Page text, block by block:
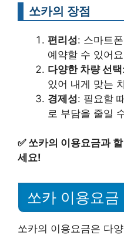
쏘카의 장점
편리성: 스마트
예약할 수 있어
다양한 차량 선택
있어 내게 맞는
경제성: 필요할
로 부담을 줄일
✅ 쏘카의 이용요금과
세요!
쏘카 이용요금
쏘카의 이용요금은 다